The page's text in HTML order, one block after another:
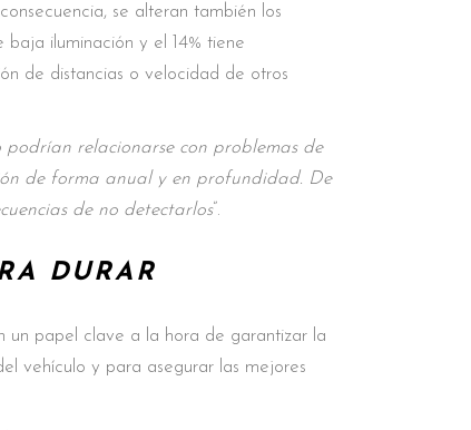
se alteran también los
iluminación y el 14% tiene
de distancias o velocidad de otros
relacionarse con problemas de
de forma anual y en profundidad. De
de no detectarlos”.
DURAR
un papel clave a la hora de garantizar la
vehículo y para asegurar las mejores